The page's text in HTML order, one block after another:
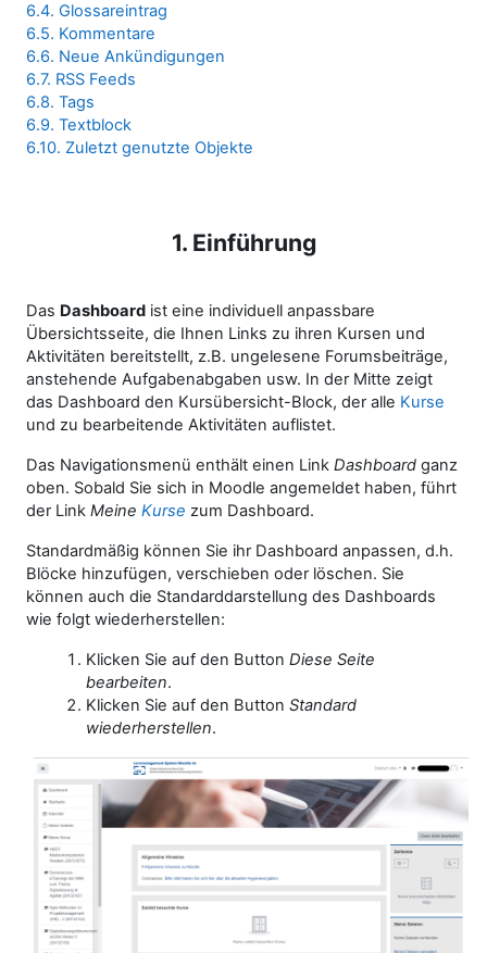
6.4. Glossareintrag
6.5. Kommentare
6.6. Neue Ankündigungen
6.7. RSS Feeds
6.8. Tags
6.9. Textblock
6.10. Zuletzt genutzte Objekte
1. Einführung
Das Dashboard ist eine individuell anpassbare
Übersichtsseite, die Ihnen Links zu ihren Kursen und
Aktivitäten bereitstellt, z.B. ungelesene Forumsbeiträge,
anstehende Aufgabenabgaben usw. In der Mitte zeigt
das Dashboard den Kursübersicht-Block, der alle Kurse
und zu bearbeitende Aktivitäten auflistet.
Das Navigationsmenü enthält einen Link Dashboard ganz
oben. Sobald Sie sich in Moodle angemeldet haben, führt
der Link Meine Kurse zum Dashboard.
Standardmäßig können Sie ihr Dashboard anpassen, d.h.
Blöcke hinzufügen, verschieben oder löschen. Sie
können auch die Standarddarstellung des Dashboards
wie folgt wiederherstellen:
Klicken Sie auf den Button Diese Seite
bearbeiten.
Klicken Sie auf den Button Standard
wiederherstellen.